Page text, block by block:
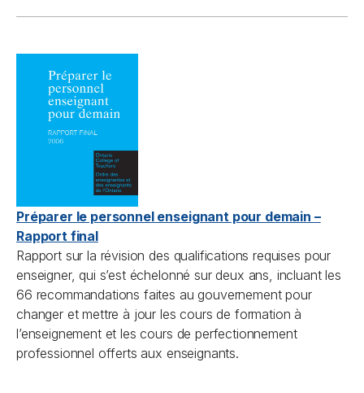
Préparer le personnel enseignant pour demain –
Rapport final
Rapport sur la révision des qualifications requises pour
enseigner, qui s’est échelonné sur deux ans, incluant les
66 recommandations faites au gouvernement pour
changer et mettre à jour les cours de formation à
l’enseignement et les cours de perfectionnement
professionnel offerts aux enseignants.